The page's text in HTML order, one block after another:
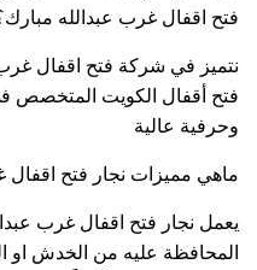
فتح اقفال غرب عبدالله
نتميز في شركة فتح اقفال غرب
فتح أقفال الكويت المتخصص
وحرفية عالية
ماهي مميزات نجار فتح اقفال
يعمل نجار فتح اقفال غرب
المحافظة عليه من الخدش او